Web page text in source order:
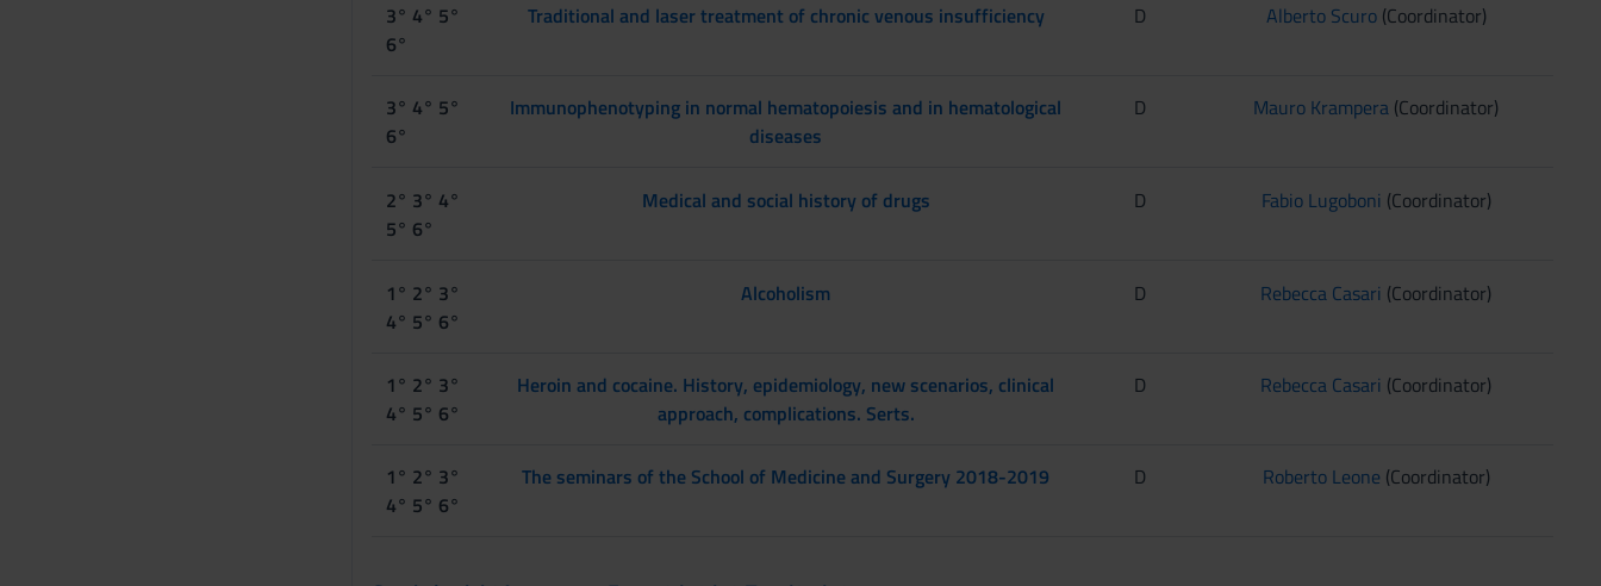
3° 4° 5°
6°
Traditional and laser treatment of chronic venous insufficiency D Alberto Scuro(Coordinator)
3° 4° 5°
6°
Immunophenotyping in normal hematopoiesis and in hematological
diseases
D Mauro Krampera (Coordinator)
2° 3° 4°
5° 6°
Medical and social history of drugs D Fabio Lugoboni (Coordinator)
1° 2° 3°
4° 5° 6°
Alcoholism D Rebecca Casari (Coordinator)
1° 2° 3°
4° 5° 6°
Heroin and cocaine. History, epidemiology, new scenarios, clinical
approach, complications. Serts.
D Rebecca Casari (Coordinator)
1° 2° 3°
4° 5° 6°
The seminars of the School of Medicine and Surgery 2018-2019 D Roberto Leone (Coordinator)